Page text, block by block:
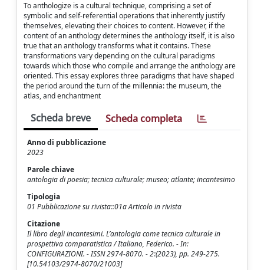
To anthologize is a cultural technique, comprising a set of
symbolic and self-referential operations that inherently justify
themselves, elevating their choices to content. However, if the
content of an anthology determines the anthology itself, it is also
true that an anthology transforms what it contains. These
transformations vary depending on the cultural paradigms
towards which those who compile and arrange the anthology are
oriented. This essay explores three paradigms that have shaped
the period around the turn of the millennia: the museum, the
atlas, and enchantment
Scheda breve Scheda completa
Anno di pubblicazione
2023
Parole chiave
antologia di poesia; tecnica culturale; museo; atlante; incantesimo
Tipologia
01 Pubblicazione su rivista::01a Articolo in rivista
Citazione
Il libro degli incantesimi. L’antologia come tecnica culturale in
prospettiva comparatistica / Italiano, Federico. - In:
CONFIGURAZIONI. - ISSN 2974-8070. - 2:(2023), pp. 249-275.
[10.54103/2974-8070/21003]